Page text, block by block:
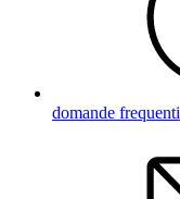
domande frequenti